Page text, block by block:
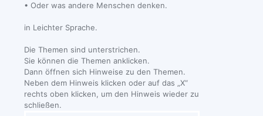
• Oder was andere Menschen denken.
in Leichter Sprache.
Die Themen sind unterstrichen.
Sie können die Themen anklicken.
Dann öffnen sich Hinweise zu den Themen.
Neben dem Hinweis klicken oder auf das „X“
rechts oben klicken, um den Hinweis wieder zu
schließen.